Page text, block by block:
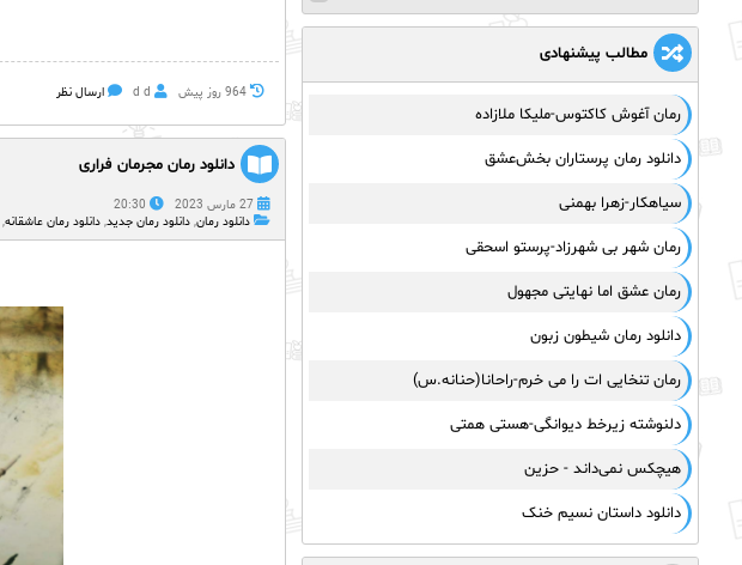
964 روز پيش d d ارسال نظر
دانلود رمان مجرمان فراری
27 مارس 2023
20:30
دانلود رمان, دانلود رمان جدید, دانلود رمان عاشقانه,
مطالب پیشنهادی
رمان آغوش کاکتوس-ملیکا ملازاده
دانلود رمان پرستاران بخش‌عشق
سیاهکار-زهرا بهمنی
رمان شهر بی شهرزاد-پرستو اسحقی
رمان عشق اما نهایتی مجهول
دانلود رمان شیطون زبون
رمان تنخایی ات را می خرم-راحانا(حنانه.س)
دلنوشته زیرخط دیوانگی-هستی همتی
هیچکس نمی‌داند - حزین
دانلود داستان نسیم خنک